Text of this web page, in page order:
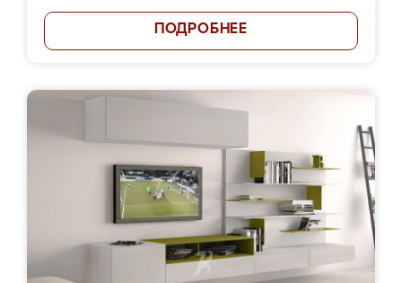
ПОДРОБНЕЕ